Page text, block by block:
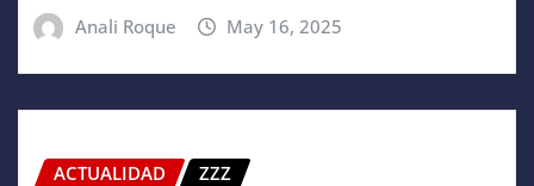
Anali Roque May 16, 2025
ACTUALIDAD ZZZ